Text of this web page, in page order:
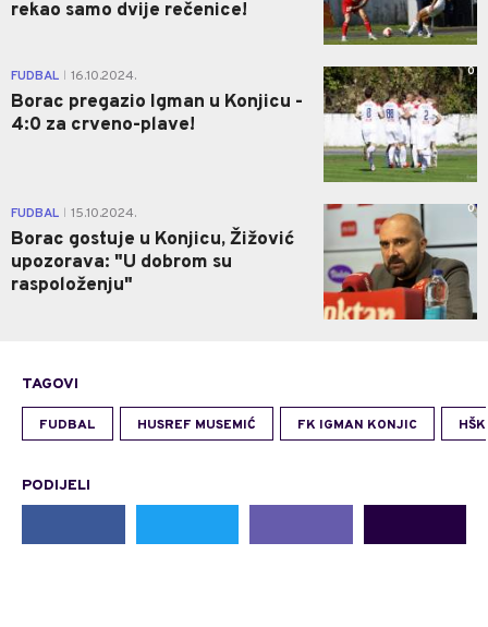
rekao samo dvije rečenice!
FUDBAL 16.10.2024.
Borac pregazio Igman u Konjicu -
4:0 za crveno-plave!
0
FUDBAL 15.10.2024.
Borac gostuje u Konjicu, Žižović
upozorava: "U dobrom su
raspoloženju"
0
TAGOVI
FUDBAL HUSREF MUSEMIĆ FK IGMAN KONJIC
PODIJELI